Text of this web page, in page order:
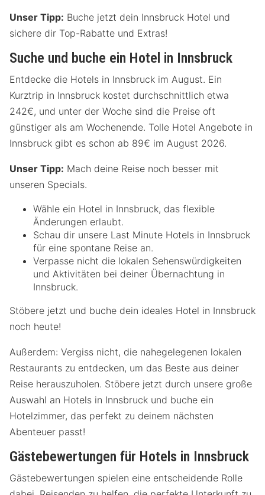
Unser Tipp: Buche jetzt dein Innsbruck Hotel und
sichere dir Top-Rabatte und Extras!
Suche und buche ein Hotel in Innsbruck
Entdecke die Hotels in Innsbruck im August. Ein
Kurztrip in Innsbruck kostet durchschnittlich etwa
242€, und unter der Woche sind die Preise oft
günstiger als am Wochenende. Tolle Hotel Angebote in
Innsbruck gibt es schon ab 89€ im August 2026.
Unser Tipp: Mach deine Reise noch besser mit
unseren Specials.
Wähle ein Hotel in Innsbruck, das flexible
Änderungen erlaubt.
Schau dir unsere Last Minute Hotels in Innsbruck
für eine spontane Reise an.
Verpasse nicht die lokalen Sehenswürdigkeiten
und Aktivitäten bei deiner Übernachtung in
Innsbruck.
Stöbere jetzt und buche dein ideales Hotel in Innsbruck
noch heute!
Außerdem: Vergiss nicht, die nahegelegenen lokalen
Restaurants zu entdecken, um das Beste aus deiner
Reise herauszuholen. Stöbere jetzt durch unsere große
Auswahl an Hotels in Innsbruck und buche ein
Hotelzimmer, das perfekt zu deinem nächsten
Abenteuer passt!
Gästebewertungen für Hotels in Innsbruck
Gästebewertungen spielen eine entscheidende Rolle